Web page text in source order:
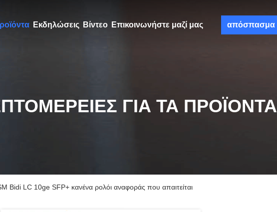
Εκδηλώσεις Βίντεο Επικοινωνήστε μαζί μας απόσπασμα
ΓΙΑ ΤΑ ΠΡΟΪΌΝΤΑ
Bidi LC 10ge SFP+ κανένα ρολόι αναφοράς που απαιτείται